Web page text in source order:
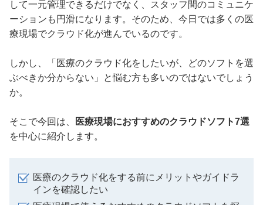
して一元管理できるだけでなく、スタッフ間のコミュニケ
ーションも円滑になります。そのため、今日では多くの医
療現場でクラウド化が進んでいるのです。
しかし、「医療のクラウド化をしたいが、どのソフトを選
ぶべきか分からない」と悩む方も多いのではないでしょう
か。
そこで今回は、
医療現場におすすめのクラウドソフト7選
を中心に紹介します。
医療のクラウド化をする前にメリットやガイドラ
インを確認したい